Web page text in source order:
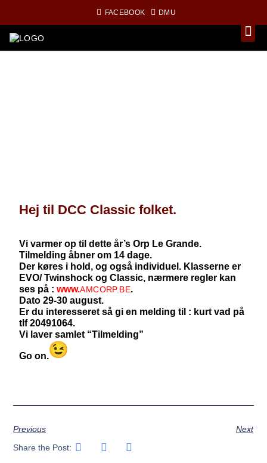
FACEBOOK DMU
Hej til DCC Classic folket.
Vi varmer op til dette år’s Orp Le Grande.
Tilmelding åbner om 14 dage.
Der køres i hold, og også individuel. Klasserne er
EVO/ Twinshock og Classic, nærmere regler kan
ses på :www.AMCORP.BE.
Dato 29-30 august.
Er du interesseret så gi en melding til : kurt vad på
tlf 20491064.
Vi laver samlet “Tilmelding”
Go on.
Previous
Next
Share the Post: